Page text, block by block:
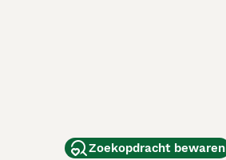
Zoekopdracht bewaren